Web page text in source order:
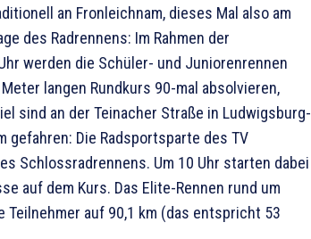
an Fronleichnam, dieses Mal also am
des Radrennens: Im Rahmen der
werden die Schüler- und Juniorenrennen
langen Rundkurs 90-mal absolvieren,
sind an der Teinacher Straße in Ludwigsburg-
gefahren: Die Radsportsparte des TV
Schlossrad­rennens. Um 10 Uhr starten dabei
auf dem Kurs. Das Elite-Rennen rund um
auf 90,1 km (das entspricht 53